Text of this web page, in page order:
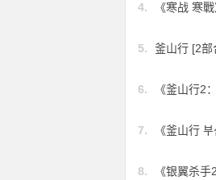
4.
《寒战 寒
5.
釜山行 [2部
6.
《釜山行2
7.
《釜山行
8.
《银翼杀手